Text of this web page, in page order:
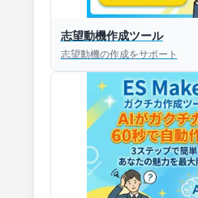
今すぐESを
添削してほしい！
志望動機作成ツール
志望動機の作成をサポート